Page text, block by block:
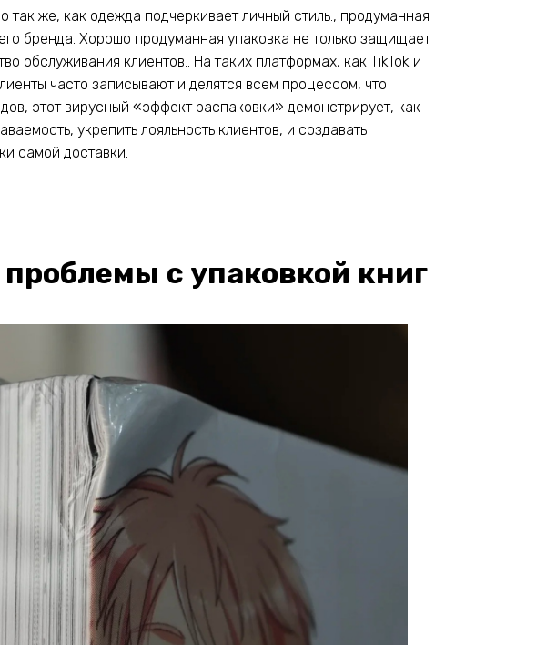
так же, как одежда подчеркивает личный стиль., продуманная
бренда. Хорошо продуманная упаковка не только защищает
обслуживания клиентов.. На таких платформах, как TikTok и
часто записывают и делятся всем процессом, что
этот вирусный «эффект распаковки» демонстрирует, как
укрепить лояльность клиентов, и создавать
самой доставки.
с упаковкой книг